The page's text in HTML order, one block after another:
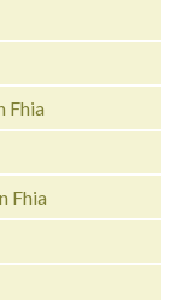
Fhia
Fhia